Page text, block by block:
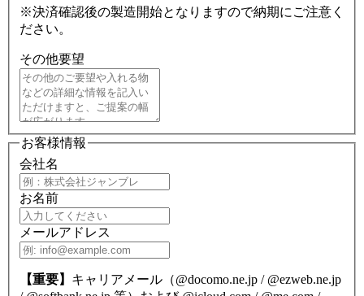
※決済確認後の製造開始となりますので納期にご注意く
ださい。
その他要望
お客様情報
会社名
お名前
メールアドレス
【重要】 キャリアメール（@docomo.ne.jp / @ezweb.ne.jp